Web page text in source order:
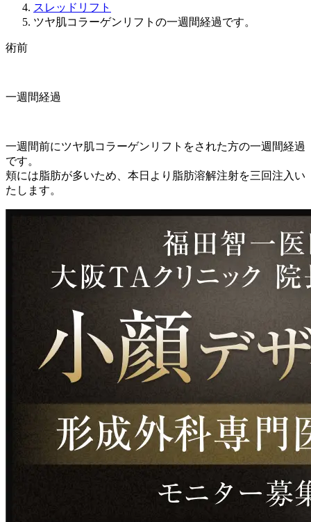
スレッドリフト
ツヤ肌コラーゲンリフトの一週間経過です。
術前
一週間経過
一週間前にツヤ肌コラーゲンリフトをされた方の一週間経過
です。
頬には脂肪が多いため、本日より脂肪溶解注射を三回注入い
たします。